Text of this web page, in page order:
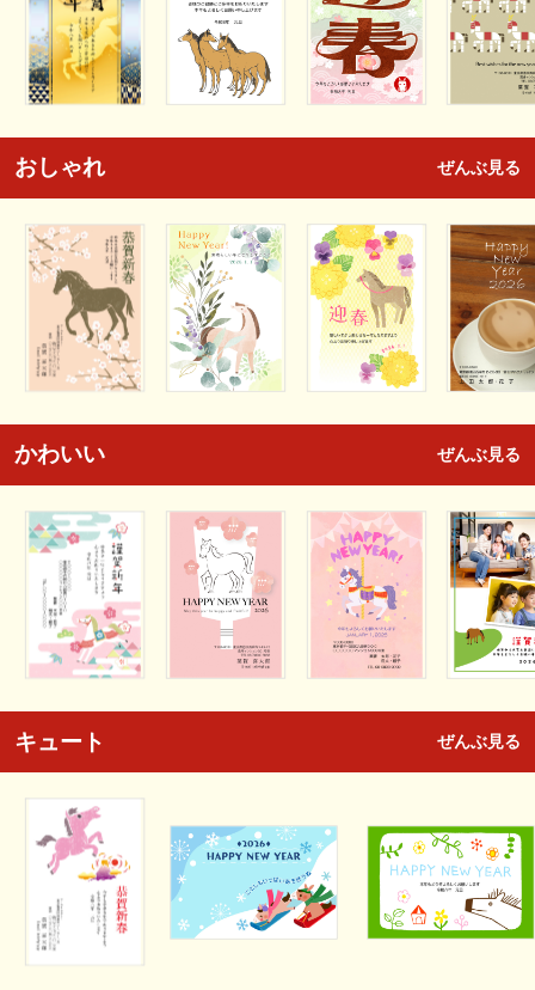
おしゃれ ぜんぶ見る
かわいい ぜんぶ見る
キュート ぜんぶ見る